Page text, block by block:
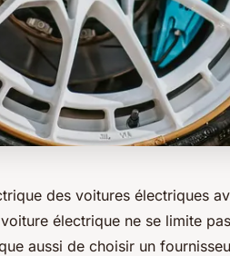
des voitures électriques
électrique ne se limite
aussi de choisir un